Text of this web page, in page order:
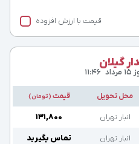
قیمت با ارزش افزوده
گیلان
۱۱:۴۶
محل تحویل قیمت (تومان)
انبار تهران ۱۳۱,۸۰۰
انبار تهران تماس بگیرید